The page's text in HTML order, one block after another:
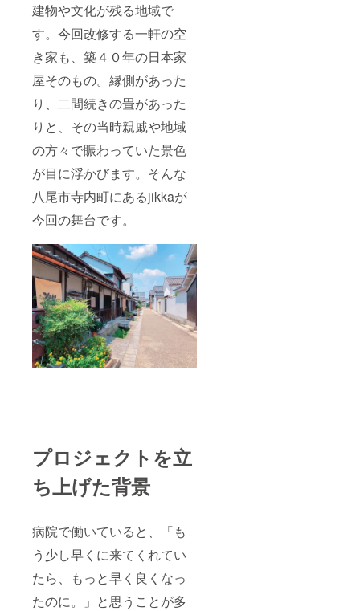
建物や文化が残る地域で
す。今回改修する一軒の空
き家も、築４０年の日本家
屋そのもの。縁側があった
り、二間続きの畳があった
りと、その当時親戚や地域
の方々で賑わっていた景色
が目に浮かびます。そんな
八尾市寺内町にあるjikkaが
今回の舞台です。
プロジェクトを立
ち上げた背景
病院で働いていると、「も
う少し早くに来てくれてい
たら、もっと早く良くなっ
たのに。」と思うことが多